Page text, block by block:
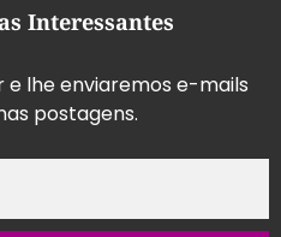
Interessantes
e lhe enviaremos e-mails
postagens.